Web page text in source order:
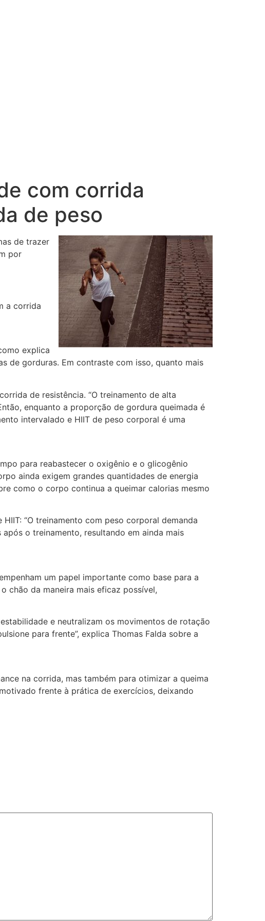
com corrida
de peso
de trazer
por
a corrida
explica
de gorduras. Em contraste com isso, quanto mais
de resistência. “O treinamento de alta
enquanto a proporção de gordura queimada é
intervalado e HIIT de peso corporal é uma
para reabastecer o oxigênio e o glicogênio
ainda exigem grandes quantidades de energia
como o corpo continua a queimar calorias mesmo
“O treinamento com peso corporal demanda
o treinamento, resultando em ainda mais
um papel importante como base para a
chão da maneira mais eficaz possível,
e neutralizam os movimentos de rotação
para frente”, explica Thomas Falda sobre a
na corrida, mas também para otimizar a queima
frente à prática de exercícios, deixando